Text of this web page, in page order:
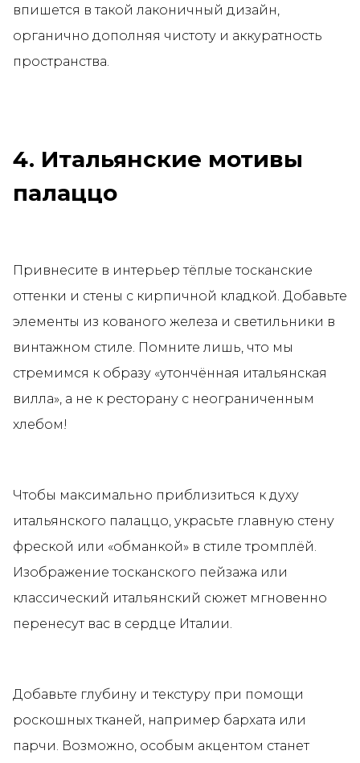
впишется в такой лаконичный дизайн,
органично дополняя чистоту и аккуратность
пространства.
4. Итальянские мотивы
палаццо
Привнесите в интерьер тёплые тосканские
оттенки и стены с кирпичной кладкой. Добавьте
элементы из кованого железа и светильники в
винтажном стиле. Помните лишь, что мы
стремимся к образу «утончённая итальянская
вилла», а не к ресторану с неограниченным
хлебом!
Чтобы максимально приблизиться к духу
итальянского палаццо, украсьте главную стену
фреской или «обманкой» в стиле тромплёй.
Изображение тосканского пейзажа или
классический итальянский сюжет мгновенно
перенесут вас в сердце Италии.
Добавьте глубину и текстуру при помощи
роскошных тканей, например бархата или
парчи. Возможно, особым акцентом станет